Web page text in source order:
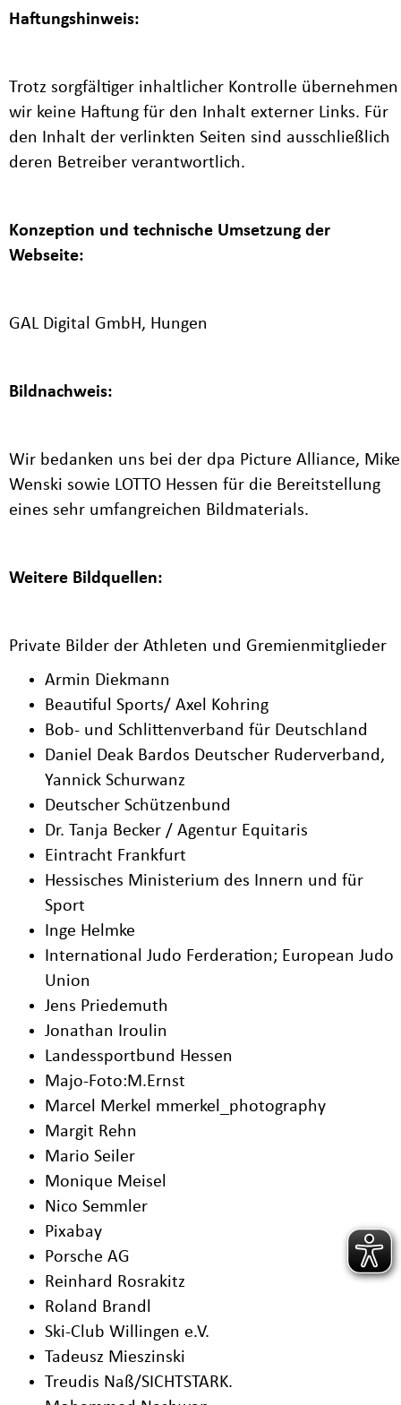
Haftungshinweis:
Trotz sorgfältiger inhaltlicher Kontrolle übernehmen
wir keine Haftung für den Inhalt externer Links. Für
den Inhalt der verlinkten Seiten sind ausschließlich
deren Betreiber verantwortlich.
Konzeption und technische Umsetzung der
Webseite:
GAL Digital GmbH, Hungen
Bildnachweis:
Wir bedanken uns bei der dpa Picture Alliance, Mike
Wenski sowie LOTTO Hessen für die Bereitstellung
eines sehr umfangreichen Bildmaterials.
Weitere Bildquellen:
Private Bilder der Athleten und Gremienmitglieder
Armin Diekmann
Beautiful Sports/ Axel Kohring
Bob- und Schlittenverband für Deutschland
Daniel Deak Bardos Deutscher Ruderverband,
Yannick Schurwanz
Deutscher Schützenbund
Dr. Tanja Becker / Agentur Equitaris
Eintracht Frankfurt
Hessisches Ministerium des Innern und für
Sport
Inge Helmke
International Judo Ferderation; European Judo
Union
Jens Priedemuth
Jonathan Iroulin
Landessportbund Hessen
Majo-Foto:M.Ernst
Marcel Merkel mmerkel_photography
Margit Rehn
Mario Seiler
Monique Meisel
Nico Semmler
Pixabay
Porsche AG
Reinhard Rosrakitz
Roland Brandl
Ski-Club Willingen e.V.
Tadeusz Mieszinski
Treudis Naß/SICHTSTARK.